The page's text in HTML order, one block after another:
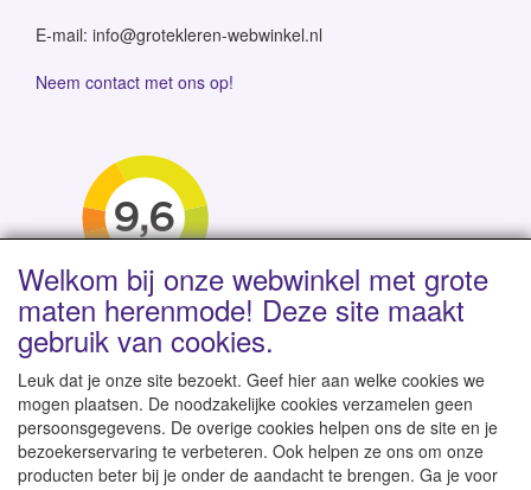
E-mail: info@grotekleren-webwinkel.nl
Neem contact met ons op!
Levertijd 1-2 werkdagen | Vanaf € 95 gratis verzending
binnen NL | Direct leverbaar uit eigen voorraad
Welkom bij onze webwinkel met grote
maten herenmode! Deze site maakt
gebruik van cookies.
Leuk dat je onze site bezoekt. Geef hier aan welke cookies we
mogen plaatsen. De noodzakelijke cookies verzamelen geen
persoonsgegevens. De overige cookies helpen ons de site en je
bezoekerservaring te verbeteren. Ook helpen ze ons om onze
producten beter bij je onder de aandacht te brengen. Ga je voor